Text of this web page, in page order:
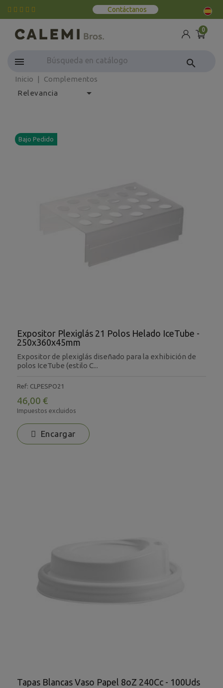
Contáctanos
0
search
Inicio
Complementos
Relevancia

Expositor Plexiglás 21 Polos Helado IceTube -
250x360x45mm
Expositor de plexiglás diseñado para la exhibición de
polos IceTube (estilo C...
Ref: CLPESPO21
46,00 €
Impuestos excluidos
Encargar
Bajo Pedido
Tapas Blancas Vaso Papel 8oZ 240Cc - 100Uds